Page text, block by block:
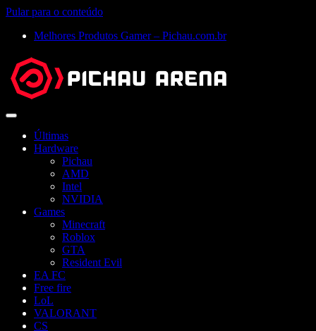
Pular para o conteúdo
Melhores Produtos Gamer – Pichau.com.br
Abrir
Últimas
Hardware
Pichau
AMD
Intel
NVIDIA
Games
Minecraft
Roblox
GTA
Resident Evil
EA FC
Free fire
LoL
VALORANT
CS